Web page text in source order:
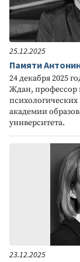
25.12.2025
Памяти
24 декабря 2025
Ждан, профессор
академии
университета.
23.12.2025